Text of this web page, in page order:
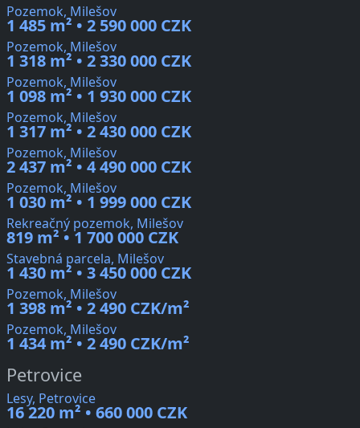
Pozemok, Milešov
1 485 m² • 2 590 000 CZK
Pozemok, Milešov
1 318 m² • 2 330 000 CZK
Pozemok, Milešov
1 098 m² • 1 930 000 CZK
Pozemok, Milešov
1 317 m² • 2 430 000 CZK
Pozemok, Milešov
2 437 m² • 4 490 000 CZK
Pozemok, Milešov
1 030 m² • 1 999 000 CZK
Rekreačný pozemok, Milešov
819 m² • 1 700 000 CZK
Stavebná parcela, Milešov
1 430 m² • 3 450 000 CZK
Pozemok, Milešov
1 398 m² • 2 490 CZK/m²
Pozemok, Milešov
1 434 m² • 2 490 CZK/m²
Petrovice
Lesy, Petrovice
16 220 m² • 660 000 CZK